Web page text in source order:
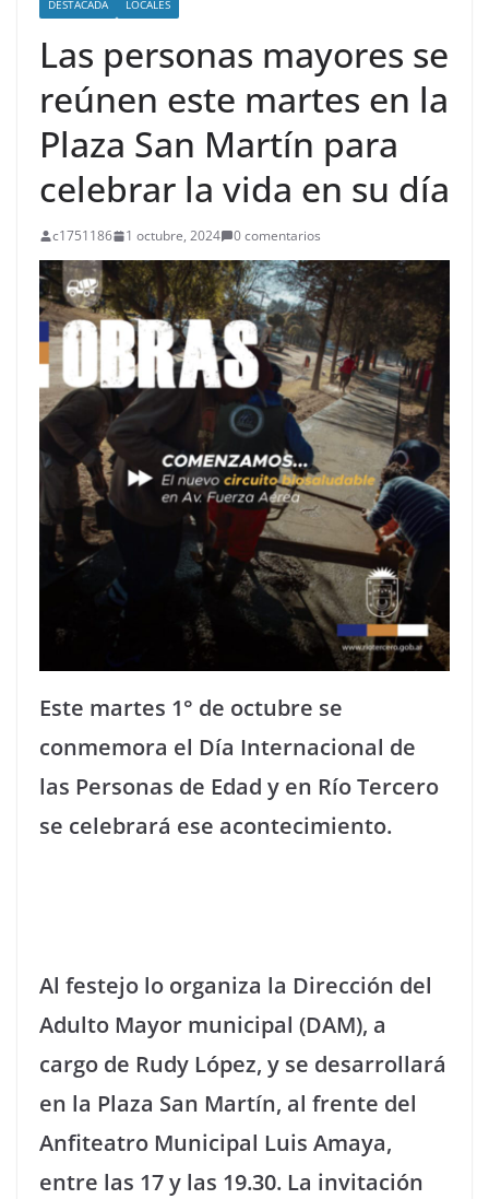
DESTACADA LOCALES
Las personas mayores se
reúnen este martes en la
Plaza San Martín para
celebrar la vida en su día
c1751186 1 octubre, 2024 0 comentarios
Este martes 1° de octubre se
conmemora el Día Internacional de
las Personas de Edad y en Río Tercero
se celebrará ese acontecimiento.
Al festejo lo organiza la Dirección del
Adulto Mayor municipal (DAM), a
cargo de Rudy López, y se desarrollará
en la Plaza San Martín, al frente del
Anfiteatro Municipal Luis Amaya,
entre las 17 y las 19.30. La invitación